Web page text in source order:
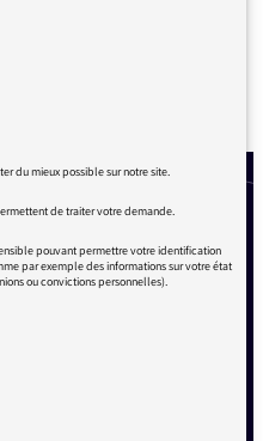
du mieux possible sur notre site.
de traiter votre demande.
pouvant permettre votre identification
par exemple des informations sur votre état
ou convictions personnelles).